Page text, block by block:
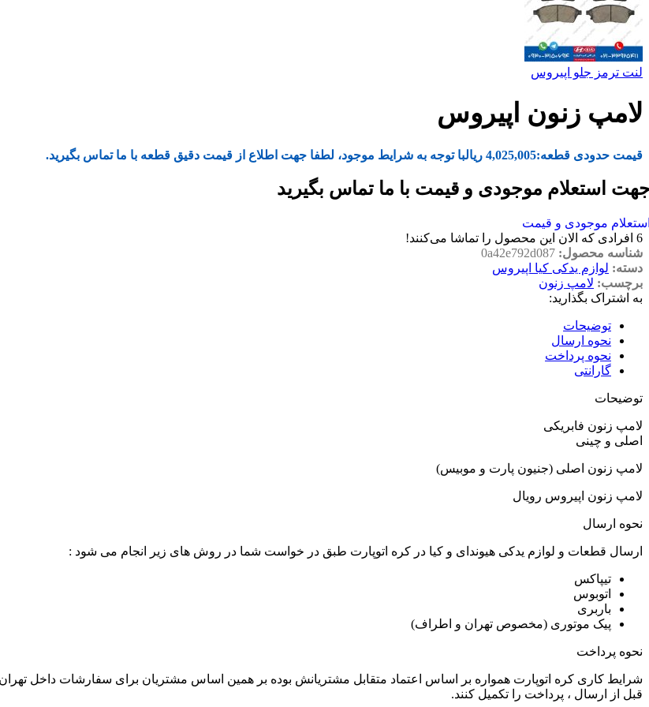
لنت ترمز جلو اپیروس
لامپ زنون اپیروس
قیمت حدودی قطعه:4,025,005 ریالبا توجه به شرایط موجود، لطفا جهت اطلاع از قیمت دقیق قطعه با ما تماس بگیرید.
استعلام موجودی و قیمت با ما تماس بگیرید
موجودی و قیمت
6 افرادی که الان این محصول را تماشا می‌کنند!
شناسه محصول: 0a42e792d087
دسته: لوازم یدکی کیا اپیروس
برچسب: لامپ زنون
به اشتراک بگذارید:
توضیحات
نحوه ارسال
نحوه پرداخت
گارانتی
توضیحات
لامپ زنون فابریکی
اصلی و چینی
لامپ زنون اصلی (جنیون پارت و موبیس)
لامپ زنون اپیروس رویال
نحوه ارسال
ارسال قطعات و لوازم یدکی هیوندای و کیا در کره اتوپارت طبق در خواست شما در روش های زیر انجام می شود :
تیپاکس
اتوبوس
باربری
پیک موتوری (مخصوص تهران و اطراف)
نحوه پرداخت
شرایط کاری کره اتوپارت همواره بر اساس اعتماد متقابل مشتریانش بوده بر همین اساس مشتریان برای سفارشات داخل
قبل از ارسال ، پرداخت را تکمیل کنند.